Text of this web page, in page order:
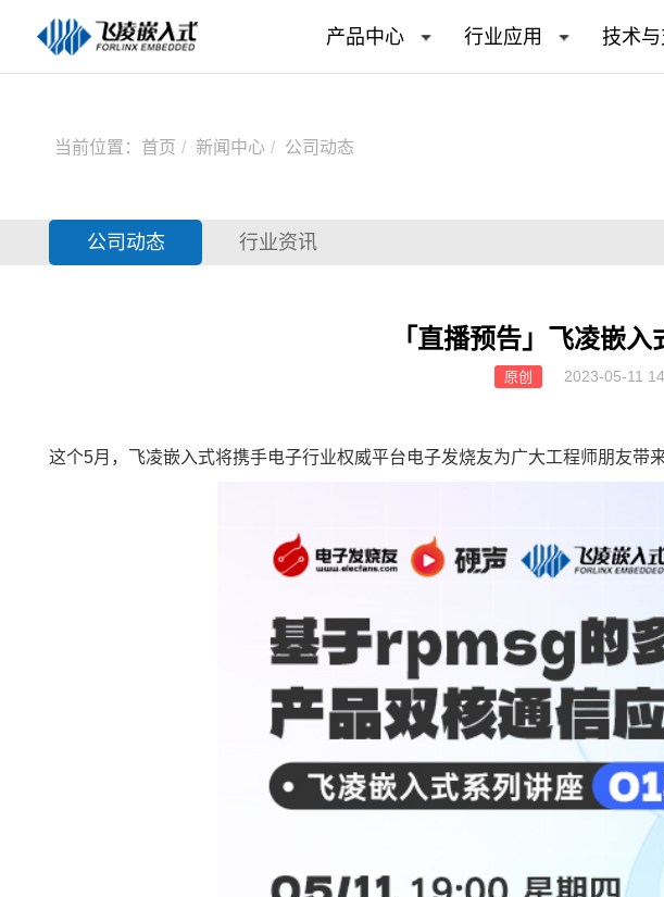
产品中心 行业应用 技术
当前位置： 首页 新闻中心 公司动态
公司动态 行业资讯
「直播预告」飞凌嵌
原创 2023-05-11
这个5月，飞凌嵌入式将携手电子行业权威平台电子发烧友为广大工程师朋友带